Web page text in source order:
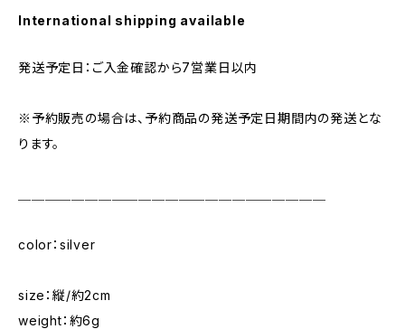
International shipping available
発送予定日：ご入金確認から7営業日以内
※予約販売の場合は、予約商品の発送予定日期間内の発送とな
ります。
color：silver
size：縦/約2cm
weight：約6g